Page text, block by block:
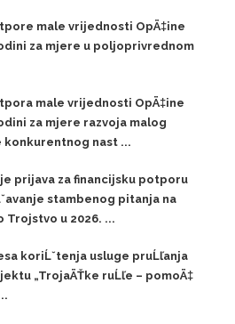
male vrijednosti OpÄ‡ine
za mjere u poljoprivrednom
male vrijednosti OpÄ‡ine
za mjere razvoja malog
konkurentnog nast ...
prijava za financijsku potporu
stambenog pitanja na
Trojstvo u 2026. ...
koriĹˇtenja usluge pruĹľanja
„TrojaÄŤke ruĹľe – pomoÄ‡